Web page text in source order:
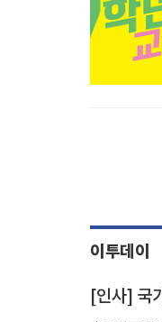
이투데이
[인사] 국